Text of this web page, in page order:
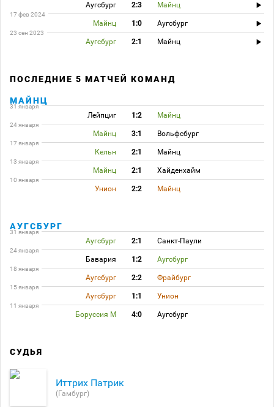
Аугсбург 2:3 Майнц
17 фев 2024
Майнц 1:0 Аугсбург
23 сен 2023
Аугсбург 2:1 Майнц
ПОСЛЕДНИЕ 5 МАТЧЕЙ КОМАНД
МАЙНЦ
31 января
Лейпциг 1:2 Майнц
24 января
Майнц 3:1 Вольфсбург
17 января
Кельн 2:1 Майнц
13 января
Майнц 2:1 Хайденхайм
10 января
Унион 2:2 Майнц
АУГСБУРГ
31 января
Аугсбург 2:1 Санкт-Паули
24 января
Бавария 1:2 Аугсбург
18 января
Аугсбург 2:2 Фрайбург
15 января
Аугсбург 1:1 Унион
11 января
Боруссия М 4:0 Аугсбург
СУДЬЯ
Иттрих Патрик
(Гамбург)